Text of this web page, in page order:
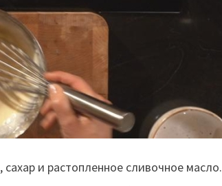
и растопленное сливочное масло.